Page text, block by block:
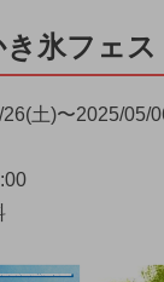
き氷フェス
土)〜2025/05/